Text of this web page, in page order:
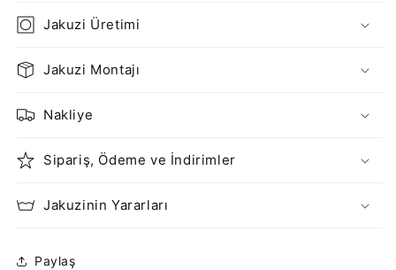
J akuzi Üretimi
Jakuzi Montajı
Nakliye
Sipariş, Ödeme ve İndirimler
Jakuzinin Yararları
Paylaş